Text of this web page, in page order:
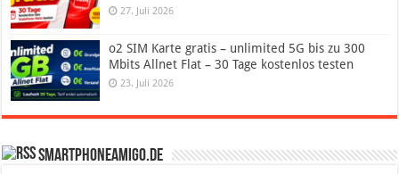
27. Juli 2026
o2 SIM Karte gratis – unlimited 5G bis zu 300
Mbits Allnet Flat – 30 Tage kostenlos testen
23. Juli 2026
SmartphoneAmigo.de